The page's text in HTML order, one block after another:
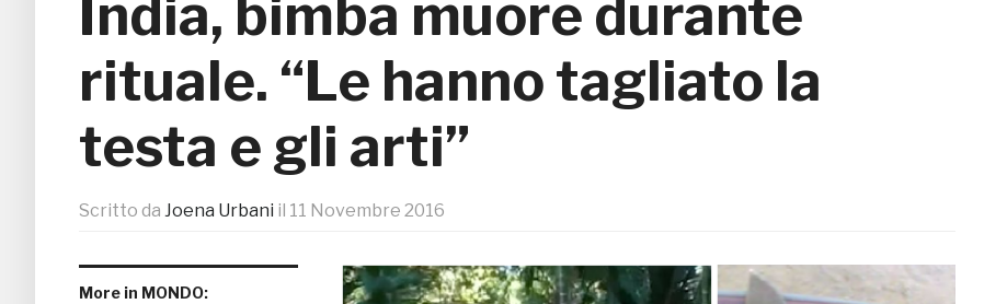
India, bimba muore durante
rituale. “Le hanno tagliato la
testa e gli arti”
Scritto da Joena Urbani il 11 Novembre 2016
More in MONDO: